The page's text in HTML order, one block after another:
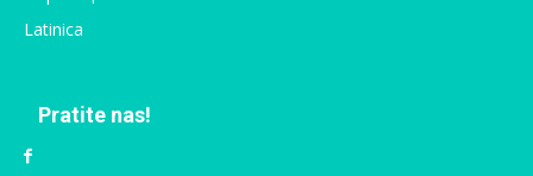
Latinica
Pratite nas!